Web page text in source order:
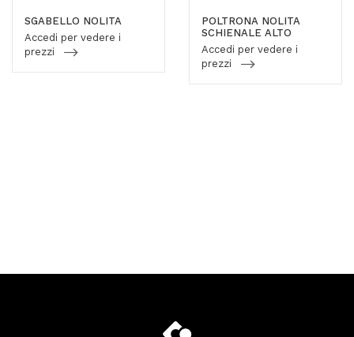
SGABELLO NOLITA
Accedi per vedere i
prezzi
POLTRONA NOLITA
SCHIENALE ALTO
Accedi per vedere i
prezzi